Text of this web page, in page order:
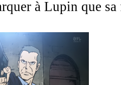
à Lupin que